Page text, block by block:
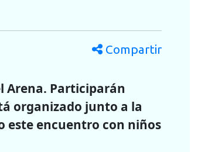
Compartir
Arena. Participarán
organizado junto a la
este encuentro con niños